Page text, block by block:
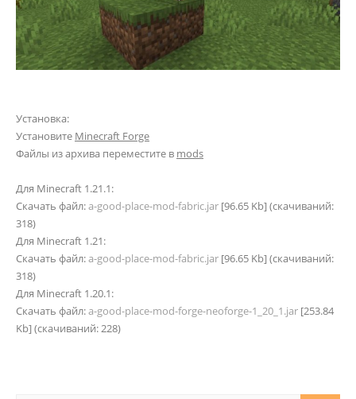
Установка:
Установите Minecraft Forge
Файлы из архива переместите в mods
Для Minecraft 1.21.1:
Скачать файл:a-good-place-mod-fabric.jar
318)
Для Minecraft 1.21:
Скачать файл:a-good-place-mod-fabric.jar
318)
Для Minecraft 1.20.1:
Скачать файл:a-good-place-mod-forge-neoforge-1_20_1.jar
Kb] (cкачиваний: 228)